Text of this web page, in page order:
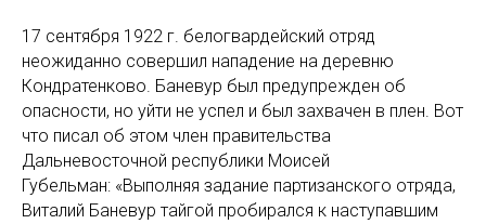
17 сентября 1922 г. белогвардейский отряд
неожиданно совершил нападение на деревню
Кондратенково. Баневур был предупрежден об
опасности, но уйти не успел и был захвачен в плен. Вот
что писал об этом член правительства
Дальневосточной республики Моисей
Губельман: «Выполняя задание партизанского отряда,
Виталий Баневур тайгой пробирался к наступавшим